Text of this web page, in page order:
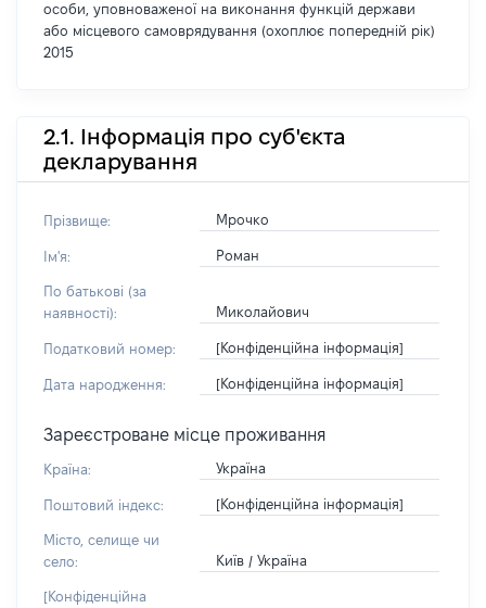
особи, уповноваженої на виконання функцій держави
або місцевого самоврядування (охоплює попередній рік)
2015
2.1. Інформація про суб'єкта
декларування
Прізвище: Мрочко
Ім'я: Роман
По батькові (за
наявності):
Миколайович
Податковий номер: [Конфіденційна інформація]
Дата народження: [Конфіденційна інформація]
Зареєстроване місце проживання
Країна: Україна
Поштовий індекс: [Конфіденційна інформація]
Місто, селище чи
село:
Київ / Україна
[Конфіденційна